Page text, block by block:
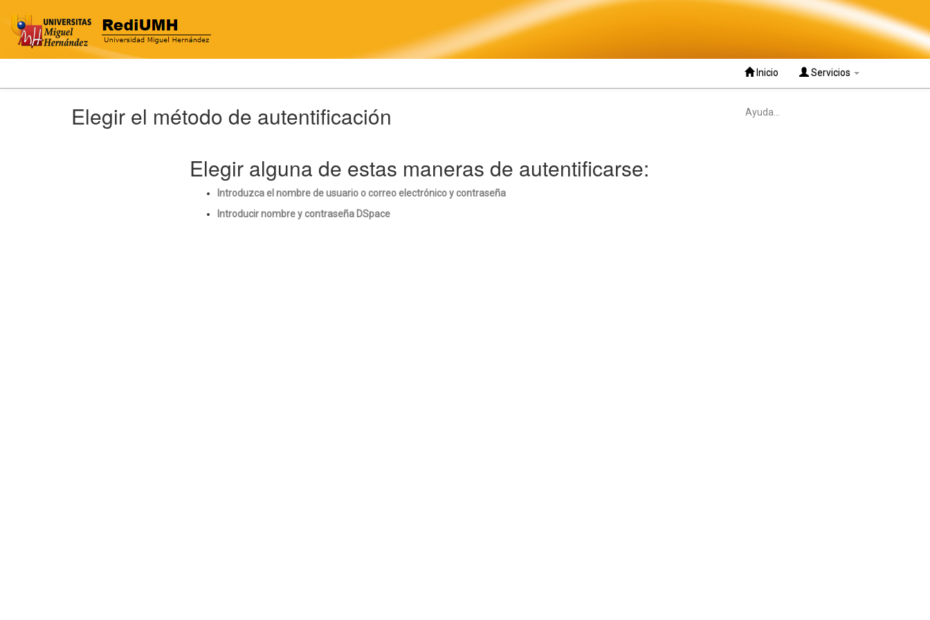
Inicio Servicios
Elegir el método de autentificación Ayuda...
Elegir alguna de estas maneras de autentificarse:
Introduzca el nombre de usuario o correo electrónico y contraseña
Introducir nombre y contraseña DSpace